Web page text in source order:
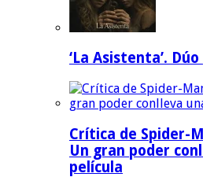
‘La Asistenta’.
Crítica de Spider-
Un gran poder
película